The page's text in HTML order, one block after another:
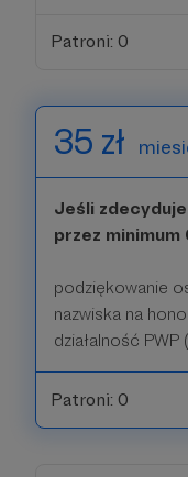
Patroni: 0
35 zł
Jeśli
przez
podziękowanie
nazwiska na
działalność PWP
Patroni: 0